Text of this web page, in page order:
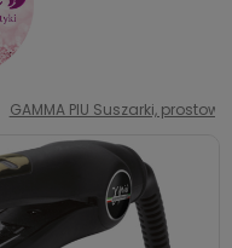
aktualnej oferty lub
produkty do
GAMMA PIU Suszarki,